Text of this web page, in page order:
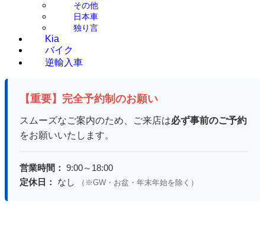
その他
日本車
独り言
Kia
バイク
逆輸入車
【重要】完全予約制のお願い
スムーズなご案内のため、ご来店は必ず事前のご予約
をお願いいたします。
営業時間： 9:00～18:00
定休日：
なし （※GW・お盆・年末年始を除く）